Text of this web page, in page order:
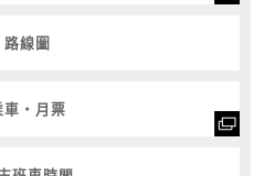
路線圖
車・月票